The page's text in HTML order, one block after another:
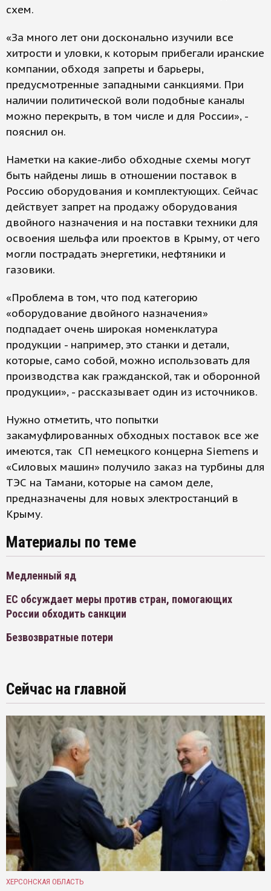
схем.
«За много лет они досконально изучили все
хитрости и уловки, к которым прибегали иранские
компании, обходя запреты и барьеры,
предусмотренные западными санкциями. При
наличии политической воли подобные каналы
можно перекрыть, в том числе и для России», -
пояснил он.
Наметки на какие-либо обходные схемы могут
быть найдены лишь в отношении поставок в
Россию оборудования и комплектующих. Сейчас
действует запрет на продажу оборудования
двойного назначения и на поставки техники для
освоения шельфа или проектов в Крыму, от чего
могли пострадать энергетики, нефтяники и
газовики.
«Проблема в том, что под категорию
«оборудование двойного назначения»
подпадает очень широкая номенклатура
продукции - например, это станки и детали,
которые, само собой, можно использовать для
производства как гражданской, так и оборонной
продукции», - рассказывает один из источников.
Нужно отметить, что попытки
закамуфлированных обходных поставок все же
имеются, так СП немецкого концерна Siemens и
«Силовых машин» получило заказ на турбины для
ТЭС на Тамани, которые на самом деле,
предназначены для новых электростанций в
Крыму.
Материалы по теме
Медленный яд
ЕС обсуждает меры против стран, помогающих
России обходить санкции
Безвозвратные потери
Сейчас на главной
ХЕРСОНСКАЯ ОБЛАСТЬ